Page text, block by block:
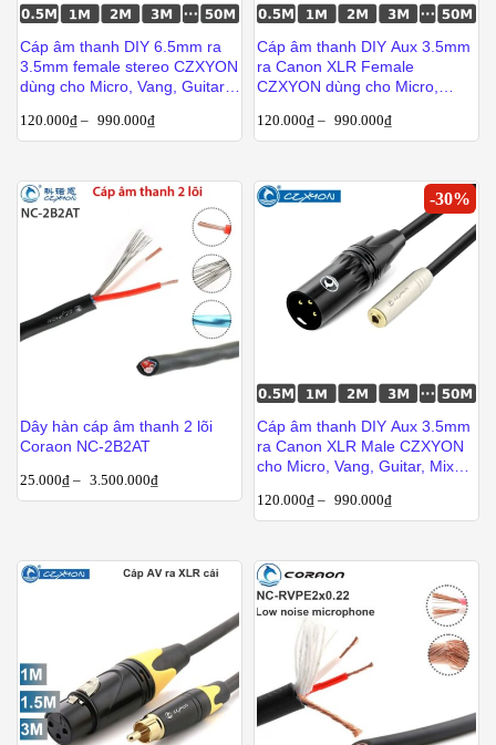
Cáp âm thanh DIY 6.5mm ra
3.5mm female stereo CZXYON
dùng cho Micro, Vang, Guitar,
120.000₫ – 990.000₫
Cáp âm thanh DIY Aux 3.5mm
ra Canon XLR Female
CZXYON dùng cho Micro,
50m
120.000₫ – 990.000₫
Dây hàn cáp âm thanh 2 lõi
Coraon NC-2B2AT
25.000₫ – 3.500.000₫
-30%
Cáp âm thanh DIY Aux 3.5mm
ra Canon XLR Male CZXYON
cho Micro, Vang, Guitar, Mixer
120.000₫ – 990.000₫